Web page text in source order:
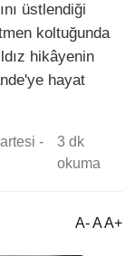
üstlendiği
koltuğunda
hikâyenin
hayat
-
3 dk
okuma
A- A A+